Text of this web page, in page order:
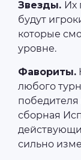
Звезды. Их
будут
которые
уровне.
Фавориты.
любого
сборная
сильно